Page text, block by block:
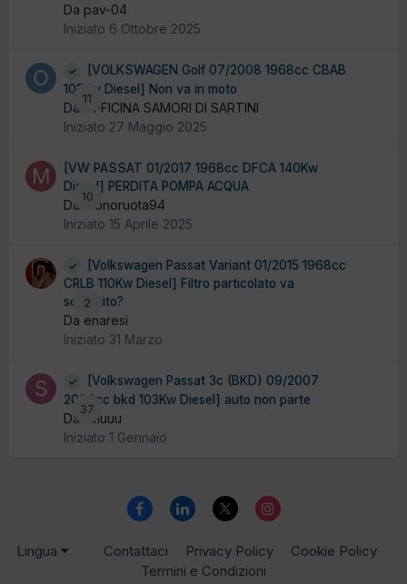
Da pav-04
Iniziato 6 Ottobre 2025
11
[VOLKSWAGEN Golf 07/2008 1968cc CBAB
103Kw Diesel] Non va in moto
Da OFFICINA SAMORI DI SARTINI
Iniziato 27 Maggio 2025
10
[VW PASSAT 01/2017 1968cc DFCA 140Kw
Diesel] PERDITA POMPA ACQUA
Da Monoruota94
Iniziato 15 Aprile 2025
2
[Volkswagen Passat Variant 01/2015 1968cc
CRLB 110Kw Diesel] Filtro particolato va
sostituito?
Da enaresi
Iniziato 31 Marzo
37
[Volkswagen Passat 3c (BKD) 09/2007
2000cc bkd 103Kw Diesel] auto non parte
Da smuuu
Iniziato 1 Gennaio
Lingua Contattaci Privacy Policy
Cookie Policy
Termini e Condizioni